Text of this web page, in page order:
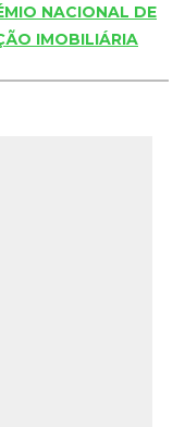
NACIONAL DE
IMOBILIÁRIA